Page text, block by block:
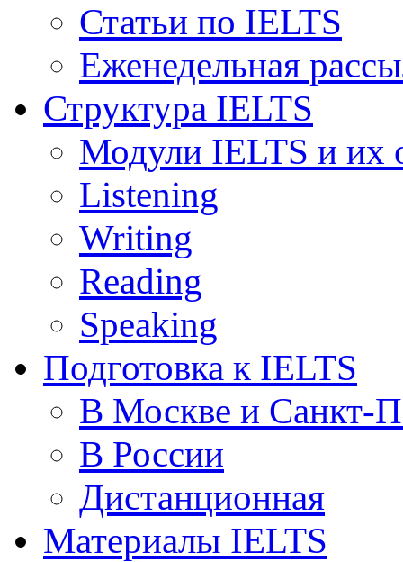
Статьи по IELTS
Еженедельная
Структура IELTS
Модули IELTS и их
Listening
Writing
Reading
Speaking
Подготовка к IELTS
В Москве и Санкт-
В России
Дистанционная
Материалы IELTS